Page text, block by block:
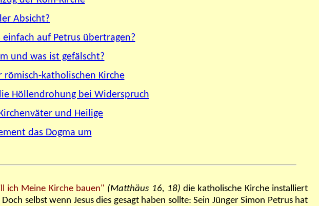
Absicht?
auf Petrus übertragen?
und was ist gefälscht?
römisch-katholischen Kirche
Höllendrohung bei Widerspruch
und Heilige
das Dogma um
ich Meine Kirche bauen" (Matthäus 16, 18) die katholische Kirche installiert
Doch selbst wenn Jesus dies gesagt haben sollte: Sein Jünger Simon Petrus hat